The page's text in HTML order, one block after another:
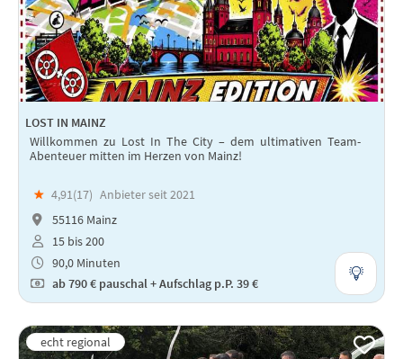
LOST IN MAINZ
Willkommen zu Lost In The City – dem ultimativen Team-
Abenteuer mitten im Herzen von Mainz!
★ 4,91(17) Anbieter seit 2021
55116 Mainz
15 bis 200
90,0 Minuten
ab790 € pauschal + Aufschlag p.P. 39 €